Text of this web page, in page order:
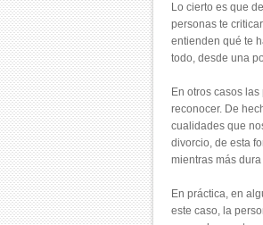
Lo cierto es que
personas te
entienden qué te
todo, desde una
En otros casos
reconocer. De
cualidades que
divorcio, de esta
mientras más
En práctica, en
este caso, la